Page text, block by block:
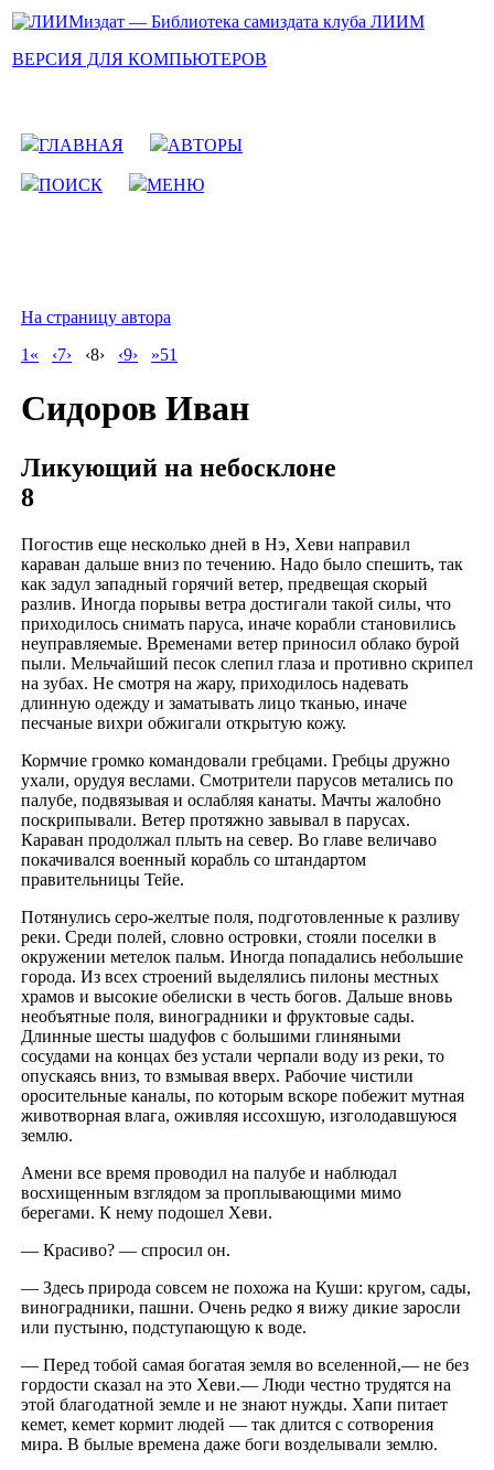
ВЕРСИЯ ДЛЯ КОМПЬЮТЕРОВ
ГЛАВНАЯ АВТОРЫ
ПОИСК МЕНЮ
На страницу автора
1«
‹7› ‹8› ‹9› »51
Сидоров Иван
Ликующий на небосклоне
8
Погостив еще несколько дней в Нэ, Хеви направил
караван дальше вниз по течению. Надо было спешить, так
как задул западный горячий ветер, предвещая скорый
разлив. Иногда порывы ветра достигали такой силы, что
приходилось снимать паруса, иначе корабли становились
неуправляемые. Временами ветер приносил облако бурой
пыли. Мельчайший песок слепил глаза и противно скрипел
на зубах. Не смотря на жару, приходилось надевать
длинную одежду и заматывать лицо тканью, иначе
песчаные вихри обжигали открытую кожу.
Кормчие громко командовали гребцами. Гребцы дружно
ухали, орудуя веслами. Смотрители парусов метались по
палубе, подвязывая и ослабляя канаты. Мачты жалобно
поскрипывали. Ветер протяжно завывал в парусах.
Караван продолжал плыть на север. Во главе величаво
покачивался военный корабль со штандартом
правительницы Тейе.
Потянулись серо-желтые поля, подготовленные к разливу
реки. Среди полей, словно островки, стояли поселки в
окружении метелок пальм. Иногда попадались небольшие
города. Из всех строений выделялись пилоны местных
храмов и высокие обелиски в честь богов. Дальше вновь
необъятные поля, виноградники и фруктовые сады.
Длинные шесты шадуфов с большими глиняными
сосудами на концах без устали черпали воду из реки, то
опускаясь вниз, то взмывая вверх. Рабочие чистили
оросительные каналы, по которым вскоре побежит мутная
животворная влага, оживляя иссохшую, изголодавшуюся
землю.
Амени все время проводил на палубе и наблюдал
восхищенным взглядом за проплывающими мимо
берегами. К нему подошел Хеви.
— Красиво? — спросил он.
— Здесь природа совсем не похожа на Куши: кругом, сады,
виноградники, пашни. Очень редко я вижу дикие заросли
или пустыню, подступающую к воде.
— Перед тобой самая богатая земля во вселенной,— не без
гордости сказал на это Хеви.— Люди честно трудятся на
этой благодатной земле и не знают нужды. Хапи питает
кемет, кемет кормит людей — так длится с сотворения
мира. В былые времена даже боги возделывали землю.